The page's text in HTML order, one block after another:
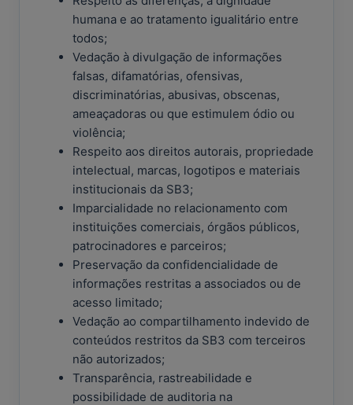
humana e ao tratamento igualitário entre
todos;
Vedação à divulgação de informações
falsas, difamatórias, ofensivas,
discriminatórias, abusivas, obscenas,
ameaçadoras ou que estimulem ódio ou
violência;
Respeito aos direitos autorais, propriedade
intelectual, marcas, logotipos e materiais
institucionais da SB3;
Imparcialidade no relacionamento com
instituições comerciais, órgãos públicos,
patrocinadores e parceiros;
Preservação da confidencialidade de
informações restritas a associados ou de
acesso limitado;
Vedação ao compartilhamento indevido de
conteúdos restritos da SB3 com terceiros
não autorizados;
Transparência, rastreabilidade e
possibilidade de auditoria na